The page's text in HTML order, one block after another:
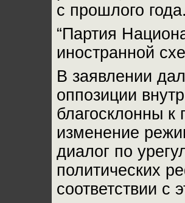
с прошлого
“Партия
иностранной
В заявлении
оппозиции
благосклонны к
изменение
диалог по
политических
соответствии с